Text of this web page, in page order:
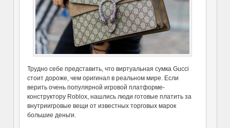
Трудно себе представить, что виртуальная сумка Gucci
стоит дороже, чем оригинал в реальном мире. Если
верить очень популярной игровой платформе-
конструктору Roblox, нашлись люди готовые платить за
внутриигровые вещи от известных торговых марок
большие деньги.